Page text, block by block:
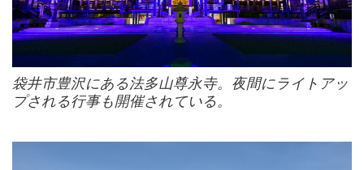
袋井市豊沢にある法多山尊永寺。夜間にライトアッ
プされる行事も開催されている。